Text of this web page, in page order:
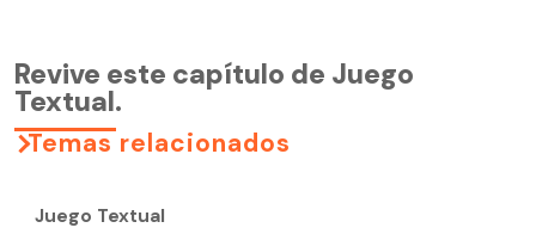
Revive este capítulo de Juego
Textual.
Temas relacionados
Juego Textual